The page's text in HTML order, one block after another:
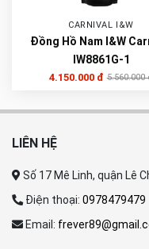
CARNIVAL I&W
Đồng Hồ Nam I&W
IW8861G-1
4.150.000 đ 5.560.000
LIÊN HỆ
Số 17 Mê Linh, quận Lê
Điện thoại: 0978479479
Email: